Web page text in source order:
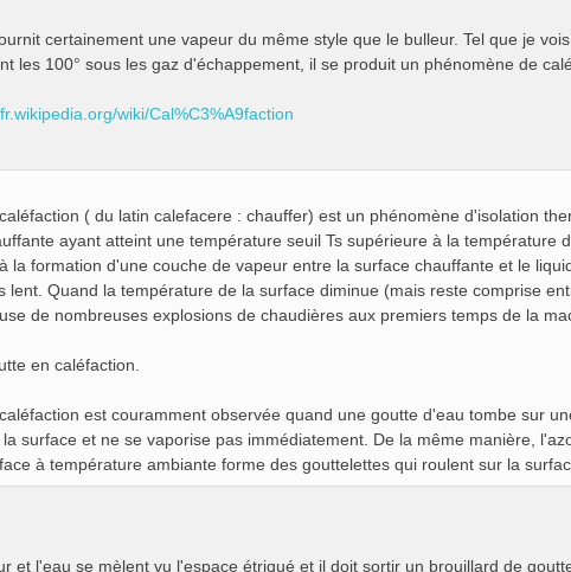
certainement une vapeur du même style que le bulleur. Tel que je
les 100° sous les gaz d'échappement, il se produit un phénomène de
wiki/Cal%C3%A9faction
( du latin calefacere : chauffer) est un phénomène d'isolation
ayant atteint une température seuil Ts supérieure à la température
la formation d'une couche de vapeur entre la surface chauffante et le
lent. Quand la température de la surface diminue (mais reste comprise
de nombreuses explosions de chaudières aux premiers temps de la
en caléfaction.
est couramment observée quand une goutte d'eau tombe sur
la surface et ne se vaporise pas immédiatement. De la même manière,
à température ambiante forme des gouttelettes qui roulent sur la
et l'eau se mèlent vu l'espace étriqué et il doit sortir un brouillard de